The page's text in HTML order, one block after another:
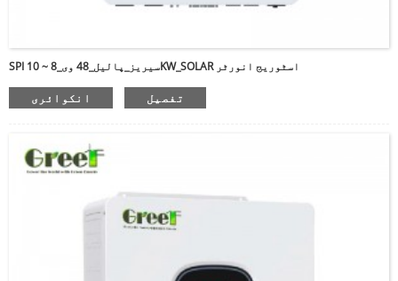
SPI سیریز_پالیل_48 وی_8 ~ 10KW_SOLAR اسٹوریج انورٹر
انکوائری تفصیل